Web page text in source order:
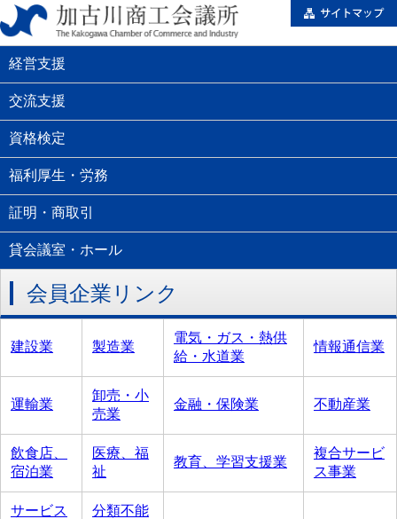
経営支援
交流支援
資格検定
福利厚生・労務
証明・商取引
貸会議室・ホール
会員企業リンク
建設業 製造業
電気・ガス・熱供
給・水道業
情報通信業
運輸業
卸売・小
売業
金融・保険業 不動産業
飲食店、
宿泊業
医療、福
祉
教育、学習支援業
複合サービ
ス事業
サービス
分類不能